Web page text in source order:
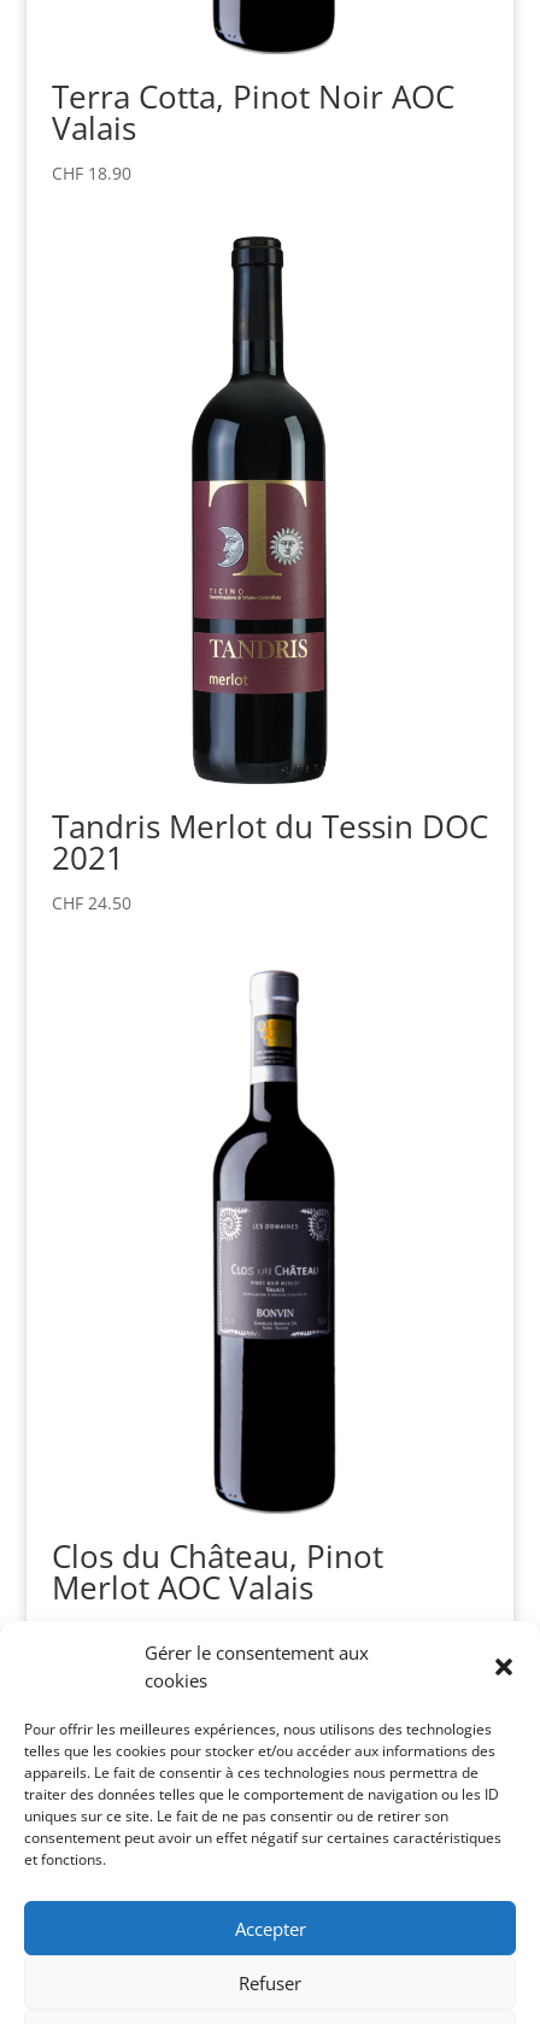
Gérer le consentement aux
cookies
Pour offrir les meilleures expériences, nous utilisons des technologies
telles que les cookies pour stocker et/ou accéder aux informations des
appareils. Le fait de consentir à ces technologies nous permettra de
traiter des données telles que le comportement de navigation ou les ID
uniques sur ce site. Le fait de ne pas consentir ou de retirer son
consentement peut avoir un effet négatif sur certaines caractéristiques
et fonctions.
Accepter
Refuser
Terra Cotta, Pinot Noir AOC
Valais
CHF18.90
Tandris Merlot du Tessin DOC
2021
CHF24.50
Clos du Château, Pinot
Merlot AOC Valais
Recherche
de
produits
Catégories de vins
Vins Suisses
Panier